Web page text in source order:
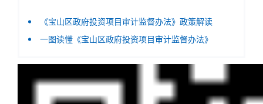
《宝山区政府投资项目审计监督办法》政策解读
一图读懂《宝山区政府投资项目审计监督办法》